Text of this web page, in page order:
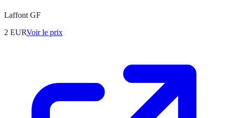
Laffont GF
2 EURVoir le prix